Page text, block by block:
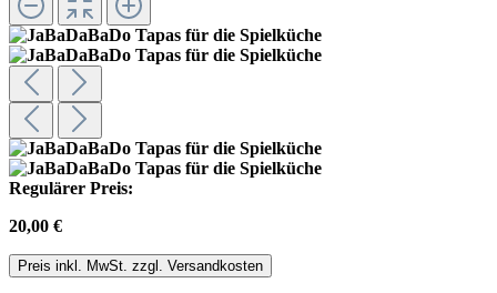
Regulärer Preis:
20,00 €
Preis inkl. MwSt. zzgl. Versandkosten